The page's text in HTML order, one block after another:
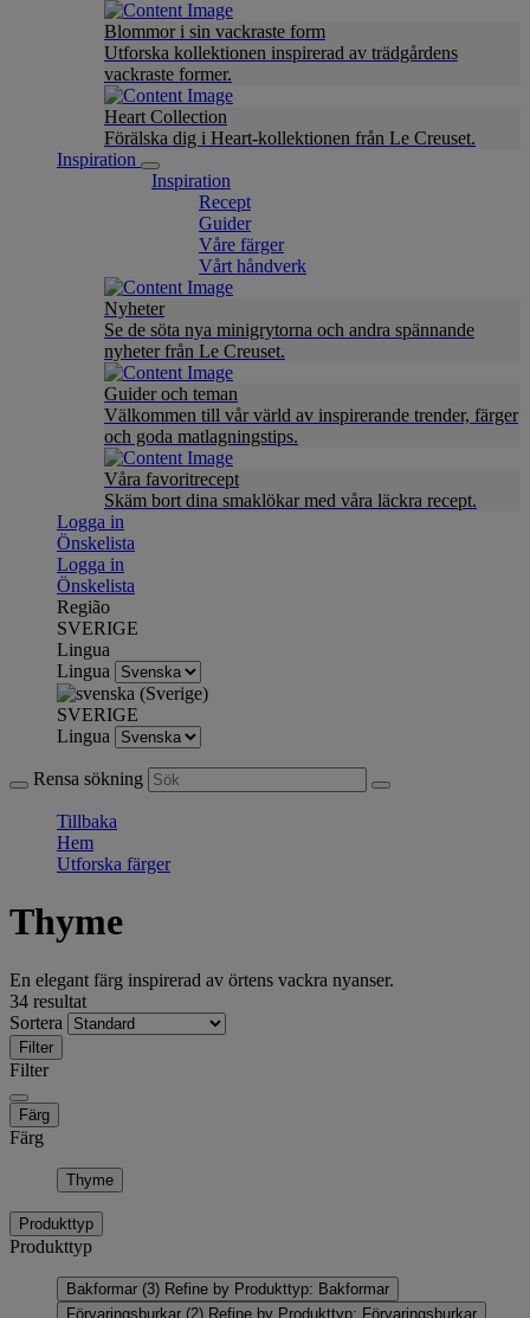
Blommor i sin vackraste form
Utforska kollektionen inspirerad av trädgårdens
vackraste former.
Heart Collection
Förälska dig i Heart-kollektionen från Le Creuset.
Inspiration
Inspiration
Recept
Guider
Våre färger
Vårt håndverk
Nyheter
Se de söta nya minigrytorna och andra spännande
nyheter från Le Creuset.
Guider och teman
Välkommen till vår värld av inspirerande trender, färger
och goda matlagningstips.
Våra favoritrecept
Skäm bort dina smaklökar med våra läckra recept.
Logga in
Önskelista
Logga in
Önskelista
Região
SVERIGE
Lingua
Lingua
SVERIGE
Lingua
Rensa sökning
Tillbaka
Hem
Utforska färger
Thyme
En elegant färg inspirerad av örtens vackra nyanser.
34 resultat
Sortera
Filter
Filter
Färg
Färg
Thyme
Produkttyp
Produkttyp
Bakformar (3) Refine by Produkttyp: Bakformar
Förvaringsburkar (2) Refine by Produkttyp: Förvaringsburkar